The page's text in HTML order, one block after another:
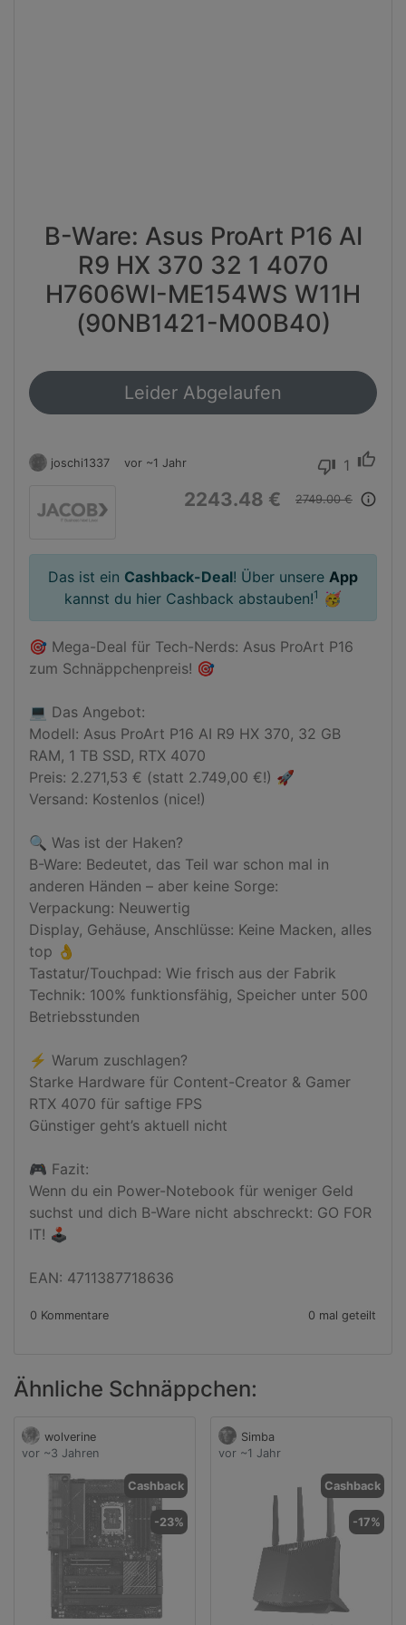
B-Ware: Asus ProArt P16 AI
R9 HX 370 32 1 4070
H7606WI-ME154WS W11H
(90NB1421-M00B40)
Leider Abgelaufen
joschi1337 vor ~1 Jahr thumb_down 1 thumb_up
2243.48 € 2749.00 € info_outline
Das ist ein Cashback-Deal! Über unsere App
kannst du hier Cashback abstauben!1 🥳
🎯 Mega-Deal für Tech-Nerds: Asus ProArt P16
zum Schnäppchenpreis! 🎯
💻 Das Angebot:
Modell: Asus ProArt P16 AI R9 HX 370, 32 GB
RAM, 1 TB SSD, RTX 4070
Preis: 2.271,53 € (statt 2.749,00 €!) 🚀
Versand: Kostenlos (nice!)
🔍 Was ist der Haken?
B-Ware: Bedeutet, das Teil war schon mal in
anderen Händen – aber keine Sorge:
Verpackung: Neuwertig
Display, Gehäuse, Anschlüsse: Keine Macken, alles
top 👌
Tastatur/Touchpad: Wie frisch aus der Fabrik
Technik: 100% funktionsfähig, Speicher unter 500
Betriebsstunden
⚡ Warum zuschlagen?
Starke Hardware für Content-Creator & Gamer
RTX 4070 für saftige FPS
Günstiger geht’s aktuell nicht
🎮 Fazit:
Wenn du ein Power-Notebook für weniger Geld
suchst und dich B-Ware nicht abschreckt: GO FOR
IT! 🕹️
EAN: 4711387718636
0 Kommentare 0 mal geteilt
Ähnliche Schnäppchen:
wolverine
vor ~3 Jahren
Cashback
-23%
Simba
vor ~1 Jahr
Cashback
-17%